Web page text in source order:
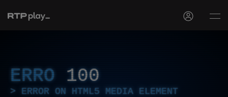
ERRO 100
ERROR ON HTML5 MEDIA ELEMENT